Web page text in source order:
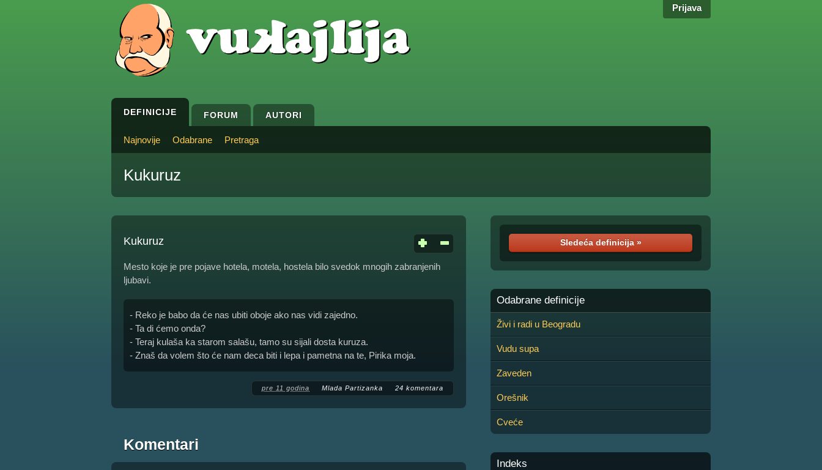
Prijava
DEFINICIJE FORUM AUTORI
Najnovije Odabrane Pretraga
Kukuruz
Kukuruz
Mesto koje je pre pojave hotela, motela, hostela bilo svedok mnogih zabranjenih
ljubavi.
- Reko je babo da će nas ubiti oboje ako nas vidi zajedno.
- Ta di ćemo onda?
- Teraj kulaša ka starom salašu, tamo su sijali dosta kuruza.
- Znaš da volem što će nam deca biti i lepa i pametna na te, Pirika moja.
pre 11 godina Mlada Partizanka 24 komentara
Komentari
Sledeća definicija »
Odabrane definicije
Živi i radi u Beogradu
Vudu supa
Zaveden
Orešnik
Cveće
Indeks